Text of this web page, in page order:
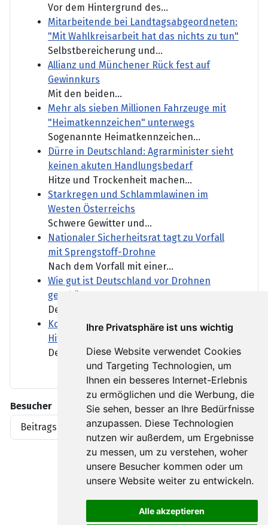
Ihre Privatsphäre ist uns wichtig
Diese Website verwendet Cookies
und Targeting Technologien, um
Ihnen ein besseres Internet-Erlebnis
zu ermöglichen und die Werbung, die
Sie sehen, besser an Ihre Bedürfnisse
anzupassen. Diese Technologien
nutzen wir außerdem, um Ergebnisse
zu messen, um zu verstehen, woher
unsere Besucher kommen oder um
unsere Website weiter zu entwickeln.
Alle akzeptieren
Vor dem Hintergrund des...
Mitarbeitende bei Landtagsabgeordneten:
"Mit Wahlkreisarbeit hat das nichts zu tun"
Selbstbereicherung und...
Allianz und Münchener Rück fest auf
Gewinnkurs
Mit den beiden...
Mehr als sieben Millionen Fahrzeuge mit
"Heimatkennzeichen" unterwegs
Sogenannte Heimatkennzeichen...
Dürre in Deutschland: Agrarminister sieht
keinen akuten Handlungsbedarf
Hitze und Trockenheit machen...
Starkregen und Schlammlawinen im
Westen Österreichs
Schwere Gewitter und...
Nationaler Sicherheitsrat tagt zu Vorfall
mit Sprengstoff-Drohne
Nach dem Vorfall mit einer...
Wie gut ist Deutschland vor Drohnen
geschützt?
Der Flughafen Leipzig/Halle...
Kommunen fordern "Kraftakt" für
Hitzeschutz und Wasserversorgung
Deutschlands Flüsse führen...
Besucher
Beitragsaufrufe
1919396